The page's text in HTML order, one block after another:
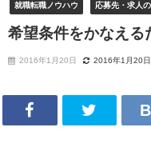
就職転職ノウハウ 応募先・求人
希望条件をかなえる
2016年1月20日 2016年1月20日